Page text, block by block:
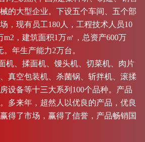
的大型企业。下设五个车间、五个部
，现有员工180人，工程技术人员10
m2，建筑面积1万㎡，总资产600万
年生产能力2万台。
揉面机、馒头机、切菜机、肉片
真空包装机、杀菌锅、斩拌机、滚揉
设备等十三大系列100个品种。产品
多来年，超然人以优良的产品，优良
得了市场，赢得了信誉，产品畅销国